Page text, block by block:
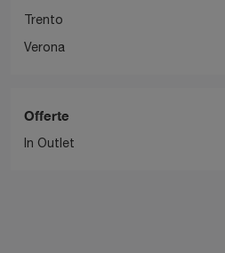
Trento
Verona
Offerte
In Outlet